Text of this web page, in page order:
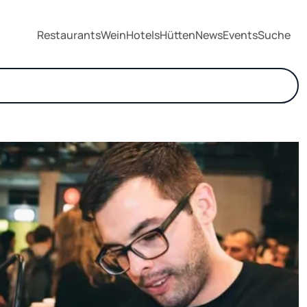
RestaurantsWeinHotelsHüttenNewsEventsSuche